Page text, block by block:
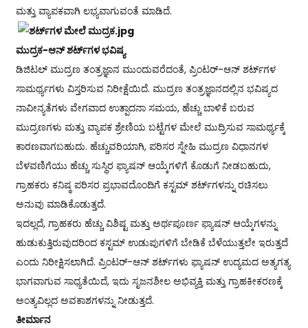
ಮತ್ತು ವ್ಯಾಪಕವಾಗಿ ಲಭ್ಯವಾಗುವಂತೆ ಮಾಡಿದೆ.
ಮುದ್ರಕ-ಆನ್ ಶರ್ಟ್‌ಗಳ ಭವಿಷ್ಯ
ಡಿಜಿಟಲ್ ಮುದ್ರಣ ತಂತ್ರಜ್ಞಾನ ಮುಂದುವರೆದಂತೆ, ಪ್ರಿಂಟರ್-ಆನ್ ಶರ್ಟ್‌ಗಳ
ಸಾಮರ್ಥ್ಯಗಳು ವಿಸ್ತರಿಸುವ ನಿರೀಕ್ಷೆಯಿದೆ. ಮುದ್ರಣ ತಂತ್ರಜ್ಞಾನದಲ್ಲಿನ ಭವಿಷ್ಯದ
ನಾವೀನ್ಯತೆಗಳು ವೇಗವಾದ ಉತ್ಪಾದನಾ ಸಮಯ, ಹೆಚ್ಚು ಬಾಳಿಕೆ ಬರುವ
ಮುದ್ರಣಗಳು ಮತ್ತು ವ್ಯಾಪಕ ಶ್ರೇಣಿಯ ಬಟ್ಟೆಗಳ ಮೇಲೆ ಮುದ್ರಿಸುವ ಸಾಮರ್ಥ್ಯಕ್ಕೆ
ಕಾರಣವಾಗಬಹುದು. ಹೆಚ್ಚುವರಿಯಾಗಿ, ಪರಿಸರ ಸ್ನೇಹಿ ಮುದ್ರಣ ವಿಧಾನಗಳ
ಬೆಳವಣಿಗೆಯು ಹೆಚ್ಚು ಸುಸ್ಥಿರ ಫ್ಯಾಷನ್ ಆಯ್ಕೆಗಳಿಗೆ ಕೊಡುಗೆ ನೀಡಬಹುದು,
ಗ್ರಾಹಕರು ಕನಿಷ್ಠ ಪರಿಸರ ಪ್ರಭಾವದೊಂದಿಗೆ ಕಸ್ಟಮ್ ಶರ್ಟ್‌ಗಳನ್ನು ರಚಿಸಲು
ಅನುವು ಮಾಡಿಕೊಡುತ್ತದೆ.
ಇದಲ್ಲದೆ, ಗ್ರಾಹಕರು ಹೆಚ್ಚು ವಿಶಿಷ್ಟ ಮತ್ತು ಅರ್ಥಪೂರ್ಣ ಫ್ಯಾಷನ್ ಆಯ್ಕೆಗಳನ್ನು
ಹುಡುಕುತ್ತಿರುವುದರಿಂದ ಕಸ್ಟಮ್ ಉಡುಪುಗಳಿಗೆ ಬೇಡಿಕೆ ಬೆಳೆಯುತ್ತಲೇ ಇರುತ್ತದೆ
ಎಂದು ನಿರೀಕ್ಷಿಸಲಾಗಿದೆ. ಪ್ರಿಂಟರ್-ಆನ್ ಶರ್ಟ್‌ಗಳು ಫ್ಯಾಷನ್ ಉದ್ಯಮದ ಅತ್ಯಗತ್ಯ
ಭಾಗವಾಗುವ ಸಾಧ್ಯತೆಯಿದೆ, ಇದು ಸೃಜನಶೀಲ ಅಭಿವ್ಯಕ್ತಿ ಮತ್ತು ಗ್ರಾಹಕೀಕರಣಕ್ಕೆ
ಅಂತ್ಯವಿಲ್ಲದ ಅವಕಾಶಗಳನ್ನು ನೀಡುತ್ತದೆ.
ತೀರ್ಮಾನ